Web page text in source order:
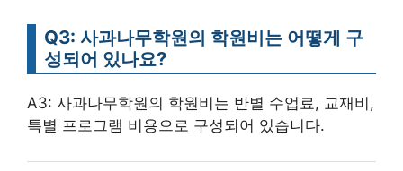
Q3: 사과나무학원의 학원비는 어떻게 구
성되어 있나요?
A3: 사과나무학원의 학원비는 반별 수업료, 교재비,
특별 프로그램 비용으로 구성되어 있습니다.